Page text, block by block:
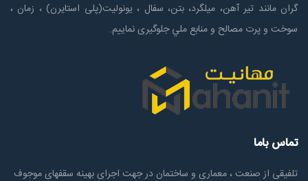
گران مانند تیر آهن، میلگرد، بتن، سفال ، یونولیت(پلی استايرن) ، زمان ،
سوخت و پرت مصالح و منابع ملي جلوگیری نماییم.
تماس باما
تلفیقی از صنعت ، معماری و ساختمان در جهت اجرای بهینه سقفهای موجوف